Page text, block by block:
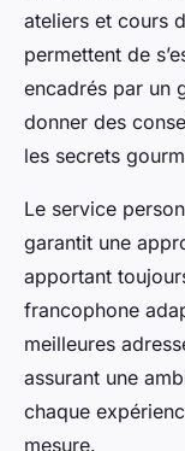
ateliers et cours
permettent de
encadrés par un
donner des
les secrets
Le service
garantit une
apportant
francophone
meilleures
assurant une
chaque
mesure.